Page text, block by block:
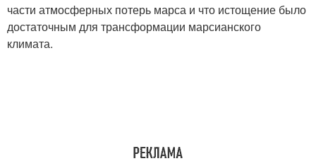
части атмосферных потерь марса и что истощение было
достаточным для трансформации марсианского
климата.